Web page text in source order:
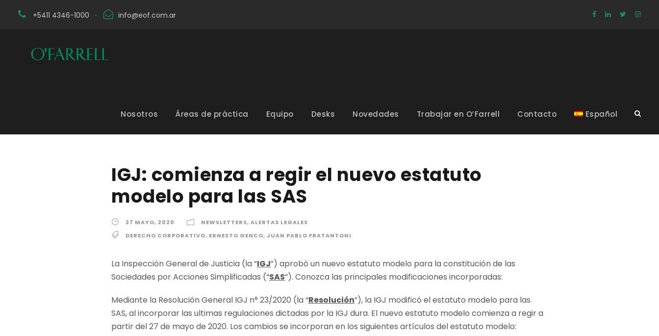
+5411 4346-1000 · info@eof.com.ar
Nosotros Áreas de práctica Equipo Desks Novedades Trabajar en O’Farrell Contacto Español
IGJ: comienza a regir el nuevo estatuto
modelo para las SAS
27 MAYO, 2020 NEWSLETTERS, ALERTAS LEGALES
DERECHO CORPORATIVO, ERNESTO GENCO, JUAN PABLO FRATANTONI
La Inspección General de Justicia (la “IGJ”) aprobó un nuevo estatuto modelo para la constitución de las
Sociedades por Acciones Simplificadas (“SAS”). Conozca las principales modificaciones incorporadas:
Mediante la Resolución General IGJ n° 23/2020 (la “Resolución”), la IGJ modificó el estatuto modelo para las
SAS, al incorporar las ultimas regulaciones dictadas por la IGJ dura. El nuevo estatuto modelo comienza a regir a
partir del 27 de mayo de 2020. Los cambios se incorporan en los siguientes artículos del estatuto modelo: